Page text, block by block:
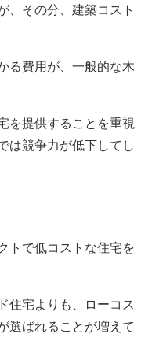
、その分、建築コスト
る費用が、一般的な木
を提供することを重視
は競争力が低下してし
トで低コストな住宅を
住宅よりも、ローコス
選ばれることが増えて